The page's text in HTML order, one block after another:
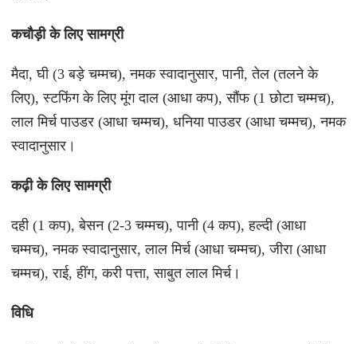
कचौड़ी के लिए सामग्री
मैदा, घी (3 बड़े चम्मच), नमक स्वादानुसार, पानी, तेल (तलने के
लिए), स्टफिंग के लिए मूंग दाल (आधा कप), सौंफ (1 छोटा चम्मच),
लाल मिर्च पाउडर (आधा चम्मच), धनिया पाउडर (आधा चम्मच), नमक
स्वादानुसार।
कढ़ी के लिए सामग्री
दही (1 कप), बेसन (2-3 चम्मच), पानी (4 कप), हल्दी (आधा
चम्मच), नमक स्वादानुसार, लाल मिर्च (आधा चम्मच), जीरा (आधा
चम्मच), राई, हींग, करी पत्ता, साबुत लाल मिर्च।
विधि